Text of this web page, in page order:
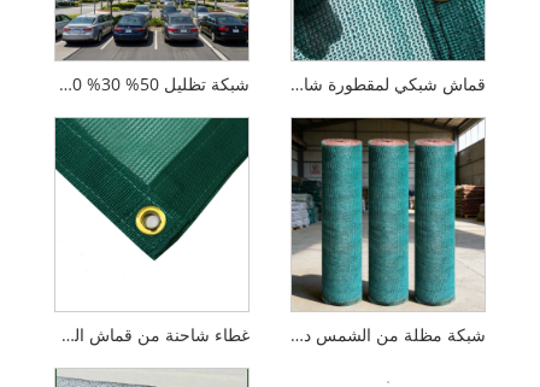
شبكة تظليل 50% 30% 40% بولي إيثيلين معاد تدويره أخضر أبيض أسود شبكات تظليل الشمس قماش شبكي لمقطورة شاحنة أسود معالج بالأشعة فوق البنفسجية مظلة جانبية قابلة للسحب شاشة الخصوصية قماش شبكي للشرفة
غطاء شاحنة من قماش القنب الشبكي HDPE مظلة خارجية مقاومة للرياح مع حلقات لوقوف السيارات في بركة السمك شبكة مظلة من الشمس دفيئة زراعية، مشتل حديقة، قماش للتظليل، شبكة تظليل